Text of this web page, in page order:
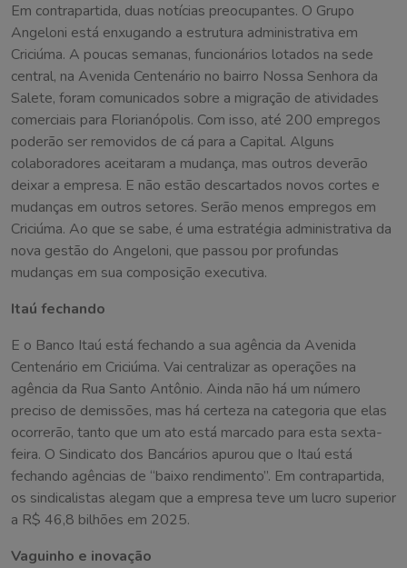
Em contrapartida, duas notícias preocupantes. O Grupo
Angeloni está enxugando a estrutura administrativa em
Criciúma. A poucas semanas, funcionários lotados na sede
central, na Avenida Centenário no bairro Nossa Senhora da
Salete, foram comunicados sobre a migração de atividades
comerciais para Florianópolis. Com isso, até 200 empregos
poderão ser removidos de cá para a Capital. Alguns
colaboradores aceitaram a mudança, mas outros deverão
deixar a empresa. E não estão descartados novos cortes e
mudanças em outros setores. Serão menos empregos em
Criciúma. Ao que se sabe, é uma estratégia administrativa da
nova gestão do Angeloni, que passou por profundas
mudanças em sua composição executiva.
Itaú fechando
E o Banco Itaú está fechando a sua agência da Avenida
Centenário em Criciúma. Vai centralizar as operações na
agência da Rua Santo Antônio. Ainda não há um número
preciso de demissões, mas há certeza na categoria que elas
ocorrerão, tanto que um ato está marcado para esta sexta-
feira. O Sindicato dos Bancários apurou que o Itaú está
fechando agências de “baixo rendimento”. Em contrapartida,
os sindicalistas alegam que a empresa teve um lucro superior
a R$ 46,8 bilhões em 2025.
Vaguinho e inovação